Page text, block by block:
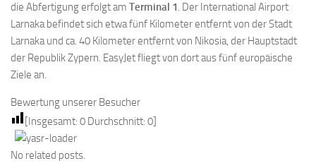
die Abfertigung erfolgt am Terminal 1. Der International Airport
Larnaka befindet sich etwa fünf Kilometer entfernt von der Stadt
Larnaka und ca. 40 Kilometer entfernt von Nikosia, der Hauptstadt
der Republik Zypern. EasyJet fliegt von dort aus fünf europäische
Ziele an.
Bewertung unserer Besucher
[Insgesamt: 0 Durchschnitt: 0]
No related posts.